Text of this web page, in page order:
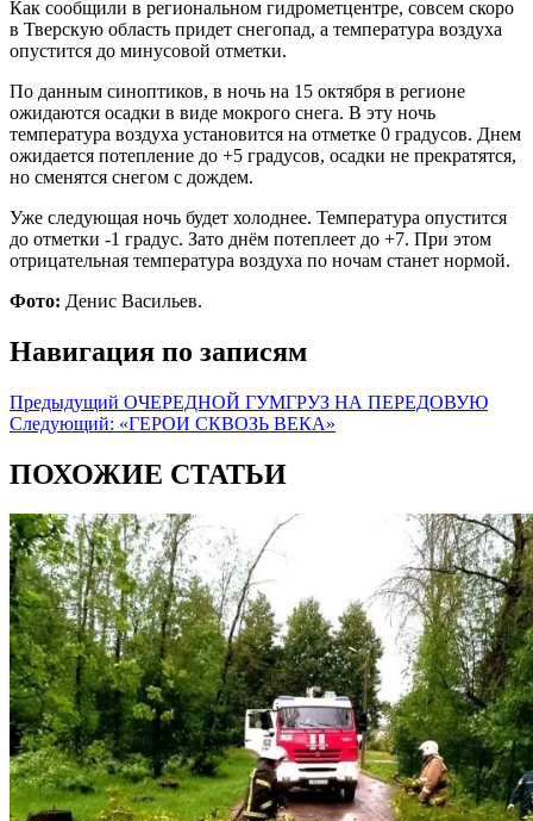
Как сообщили в региональном гидрометцентре, совсем скоро
в Тверскую область придет снегопад, а температура воздуха
опустится до минусовой отметки.
По данным синоптиков, в ночь на 15 октября в регионе
ожидаются осадки в виде мокрого снега. В эту ночь
температура воздуха установится на отметке 0 градусов. Днем
ожидается потепление до +5 градусов, осадки не прекратятся,
но сменятся снегом с дождем.
Уже следующая ночь будет холоднее. Температура опустится
до отметки -1 градус. Зато днём потеплеет до +7. При этом
отрицательная температура воздуха по ночам станет нормой.
Фото: Денис Васильев.
Навигация по записям
Предыдущий ОЧЕРЕДНОЙ ГУМГРУЗ НА ПЕРЕДОВУЮ
Следующий: «ГЕРОИ СКВОЗЬ ВЕКА»
ПОХОЖИЕ СТАТЬИ